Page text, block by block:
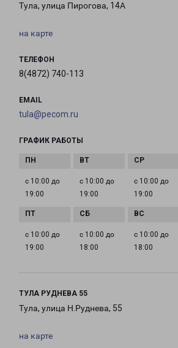
Тула, улица Пирогова, 14А
на карте
ТЕЛЕФОН
8(4872) 740-113
EMAIL
tula@pecom.ru
ГРАФИК РАБОТЫ
с 10:00 до
19:00
с 10:00 до
19:00
с 10:00 до
19:00
с 10:00 до
19:00
с 10:00 до
18:00
с 10:00 до
18:00
ТУЛА РУДНЕВА 55
Тула, улица Н.Руднева, 55
на карте